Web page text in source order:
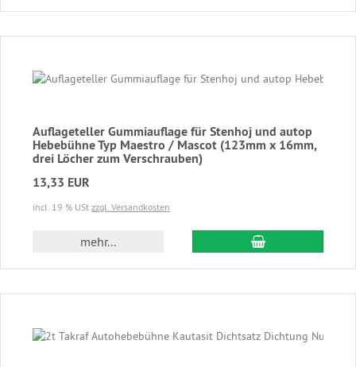
Auflageteller Gummiauflage für Stenhoj und autop
Hebebühne Typ Maestro / Mascot (123mm x 16mm,
drei Löcher zum Verschrauben)
13,33 EUR
incl. 19 % USt zzgl. Versandkosten
mehr... In den